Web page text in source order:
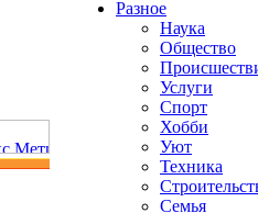
Разное
Наука
Общество
Услуги
Спорт
Хобби
Уют
Техника
Семья